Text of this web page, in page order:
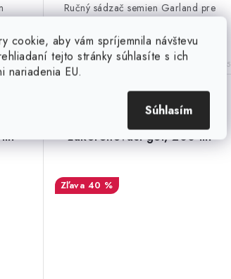
cookie, aby vám spríjemnila návštevu
tejto stránky súhlasíte s ich
nariadenia EU.
Súhlasím
Kód: 66582
Ručný sádzač semien Garland pre
38995
zakoreňovací gél, 200 ml
40 %